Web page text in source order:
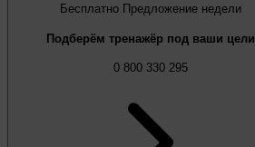
Бесплатно Предложение недели
Подберём тренажёр под ваши цели
0 800 330 295